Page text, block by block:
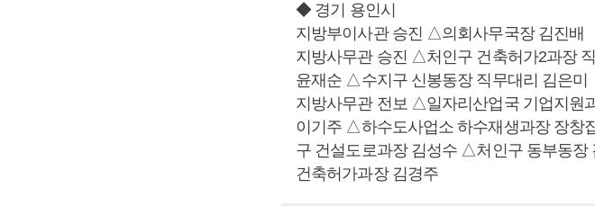
◆ 경기 용인시
지방부이사관 승진 △의회사무국장 김진배
지방사무관 승진 △처인구 건축허가2과장
윤재순 △수지구 신봉동장 직무대리 김은미
지방사무관 전보 △일자리산업국 기업지원
이기주 △하수도사업소 하수재생과장 장
구 건설도로과장 김성수 △처인구 동부동
건축허가과장 김경주